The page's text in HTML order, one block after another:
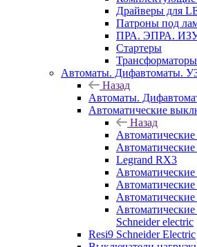
Драйверы для
Патроны под
ПРА. ЭПРА.
Стартеры
Автоматы. Дифавтоматы.
Назад
Автоматы.
Автоматические
Назад
Legrand RX3
Schneider electric
Resi9 Schneider Electric